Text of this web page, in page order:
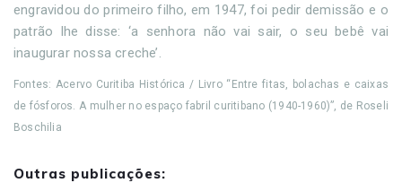
engravidou do primeiro filho, em 1947, foi pedir demissão e o
patrão lhe disse: ‘a senhora não vai sair, o seu bebê vai
inaugurar nossa creche’.
Fontes: Acervo Curitiba Histórica / Livro “Entre fitas, bolachas e caixas
de fósforos. A mulher no espaço fabril curitibano (1940-1960)”, de Roseli
Boschilia
Outras publicações: